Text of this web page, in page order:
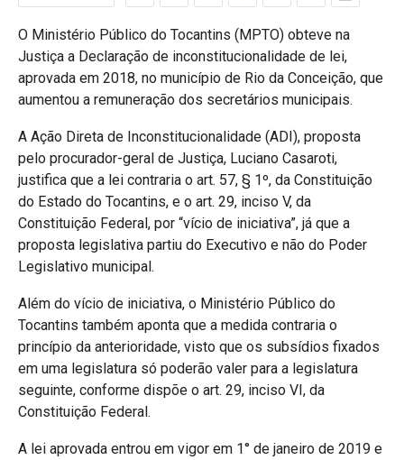
O Ministério Público do Tocantins (MPTO) obteve na
Justiça a Declaração de inconstitucionalidade de lei,
aprovada em 2018, no município de Rio da Conceição, que
aumentou a remuneração dos secretários municipais.
A Ação Direta de Inconstitucionalidade (ADI), proposta
pelo procurador-geral de Justiça, Luciano Casaroti,
justifica que a lei contraria o art. 57, § 1º, da Constituição
do Estado do Tocantins, e o art. 29, inciso V, da
Constituição Federal, por “vício de iniciativa”, já que a
proposta legislativa partiu do Executivo e não do Poder
Legislativo municipal.
Além do vício de iniciativa, o Ministério Público do
Tocantins também aponta que a medida contraria o
princípio da anterioridade, visto que os subsídios fixados
em uma legislatura só poderão valer para a legislatura
seguinte, conforme dispõe o art. 29, inciso VI, da
Constituição Federal.
A lei aprovada entrou em vigor em 1° de janeiro de 2019 e